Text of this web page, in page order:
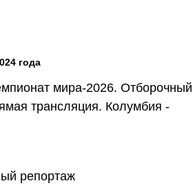
года
мира-2026. Отборочный
трансляция. Колумбия -
репортаж